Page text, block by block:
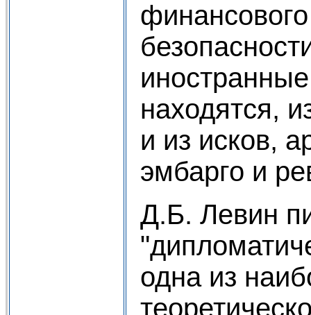
находятся,
и из исков,
эмбарго и
Д.Б. Левин
одна из